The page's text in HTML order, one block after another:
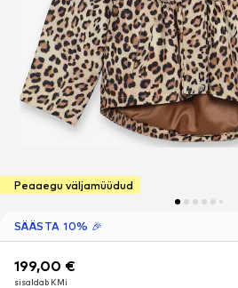
Peaaegu väljamüüdud
SÄÄSTA 10% 🎉
199,00 €
sisaldab KMi
199,00 €
sisaldab KMi